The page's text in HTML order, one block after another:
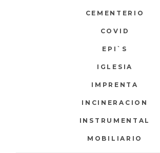
CEMENTERIO
COVID
EPI`S
IGLESIA
IMPRENTA
INCINERACION
INSTRUMENTAL
MOBILIARIO